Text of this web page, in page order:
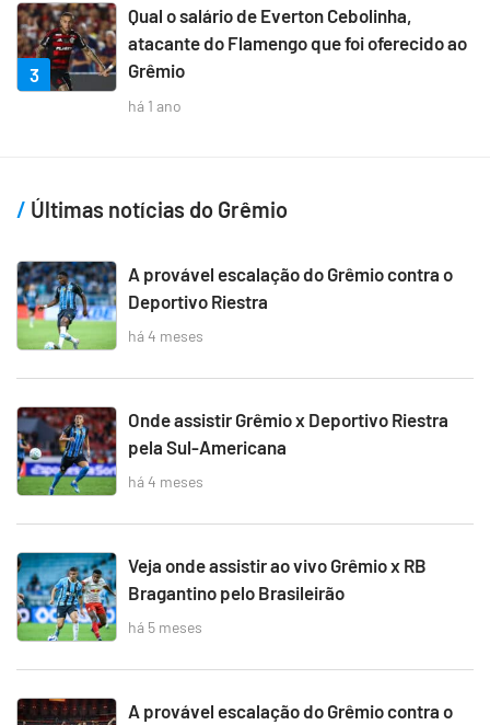
3
Qual o salário de Everton Cebolinha,
atacante do Flamengo que foi oferecido ao
Grêmio
há 1 ano
Últimas notícias do Grêmio
A provável escalação do Grêmio contra o
Deportivo Riestra
há 4 meses
Onde assistir Grêmio x Deportivo Riestra
pela Sul-Americana
há 4 meses
Veja onde assistir ao vivo Grêmio x RB
Bragantino pelo Brasileirão
há 5 meses
A provável escalação do Grêmio contra o